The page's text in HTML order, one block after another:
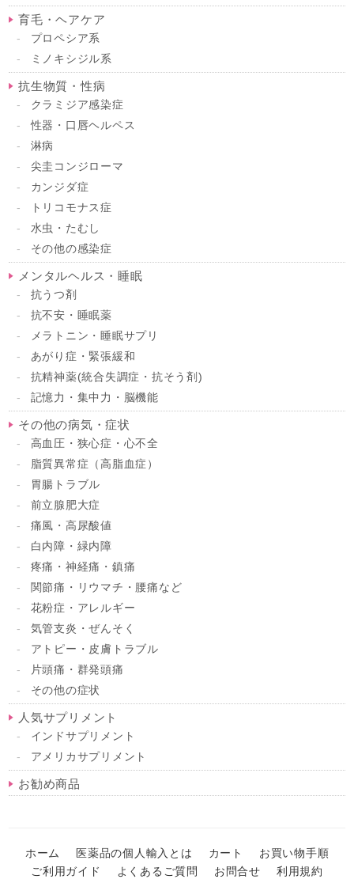
育毛・ヘアケア
プロペシア系
ミノキシジル系
抗生物質・性病
クラミジア感染症
性器・口唇ヘルペス
淋病
尖圭コンジローマ
カンジダ症
トリコモナス症
水虫・たむし
その他の感染症
メンタルヘルス・睡眠
抗うつ剤
抗不安・睡眠薬
メラトニン・睡眠サプリ
あがり症・緊張緩和
抗精神薬(統合失調症・抗そう剤)
記憶力・集中力・脳機能
その他の病気・症状
高血圧・狭心症・心不全
脂質異常症（高脂血症）
胃腸トラブル
前立腺肥大症
痛風・高尿酸値
白内障・緑内障
疼痛・神経痛・鎮痛
関節痛・リウマチ・腰痛など
花粉症・アレルギー
気管支炎・ぜんそく
アトピー・皮膚トラブル
片頭痛・群発頭痛
その他の症状
人気サプリメント
インドサプリメント
アメリカサプリメント
お勧め商品
ホーム 医薬品の個人輸入とは カート
お買い物手順
ご利用ガイド
よくあるご質問 お問合せ 利用規約